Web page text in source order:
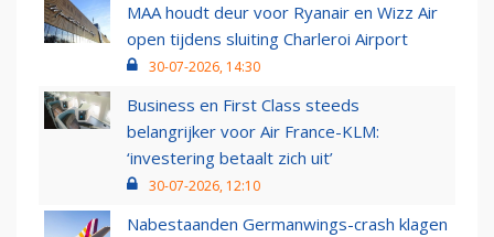
MAA houdt deur voor Ryanair en Wizz Air
open tijdens sluiting Charleroi Airport
30-07-2026, 14:30
Business en First Class steeds
belangrijker voor Air France-KLM:
‘investering betaalt zich uit’
30-07-2026, 12:10
Nabestaanden Germanwings-crash klagen